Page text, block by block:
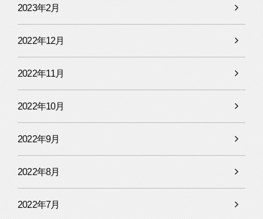
2023年2月
2022年12月
2022年11月
2022年10月
2022年9月
2022年8月
2022年7月